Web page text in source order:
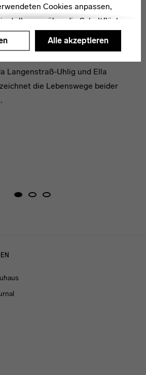
Cookies anpassen,
über die Schaltfläche
oder demImpressum
Alle akzeptieren
Langenstraß-Uhlig und Ella
die Lebenswege beider